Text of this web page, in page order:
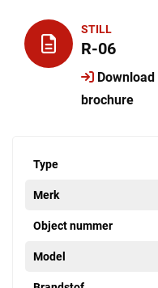
STILL
R-06
Download
brochure
Type
Merk
Object nummer
Model